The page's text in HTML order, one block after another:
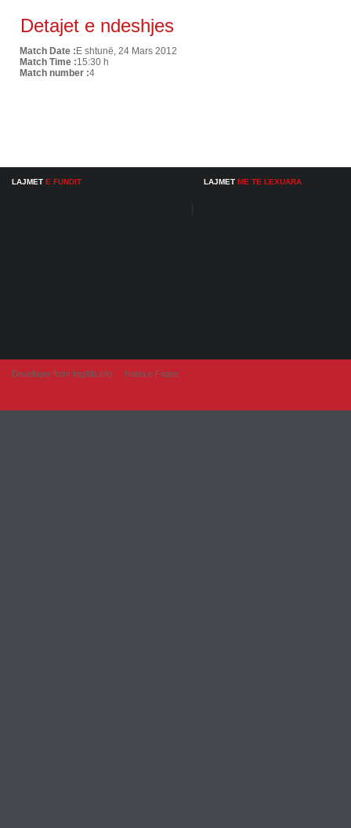
Detajet e ndeshjes
Match Date : E shtunë, 24 Mars 2012
Match Time :15:30 h
Match number :4
LAJMET E FUNDIT LAJMET ME TE LEXUARA
Developer from IngAlb.info Harta e Faqes